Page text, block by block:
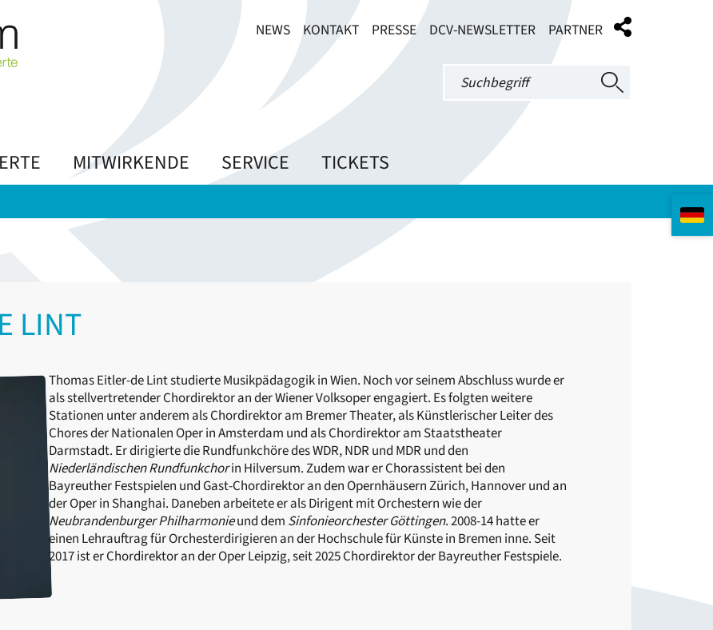
NEWS KONTAKT PRESSE DCV-NEWSLETTER PARTNER
MITWIRKENDE SERVICE TICKETS
LINT
Thomas Eitler-de Lint studierte Musikpädagogik in Wien. Noch vor seinem Abschluss wurde er
als stellvertretender Chordirektor an der Wiener Volksoper engagiert. Es folgten weitere
Stationen unter anderem als Chordirektor am Bremer Theater, als Künstlerischer Leiter des
Chores der Nationalen Oper in Amsterdam und als Chordirektor am Staatstheater
Darmstadt. Er dirigierte die Rundfunkchöre des WDR, NDR und MDR und den
Niederländischen Rundfunkchorin Hilversum. Zudem war er Chorassistent bei den
Bayreuther Festspielen und Gast-Chordirektor an den Opernhäusern Zürich, Hannover und an
der Oper in Shanghai. Daneben arbeitete er als Dirigent mit Orchestern wie der
Neubrandenburger Philharmonieund dem Sinfonieorchester Göttingen. 2008-14 hatte er
einen Lehrauftrag für Orchesterdirigieren an der Hochschule für Künste in Bremen inne. Seit
2017 ist er Chordirektor an der Oper Leipzig, seit 2025 Chordirektor der Bayreuther Festspiele.